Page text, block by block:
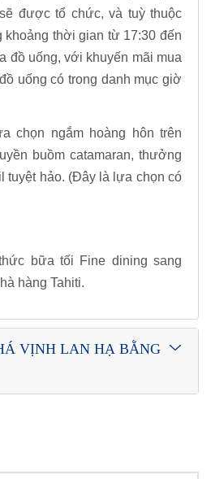
được tổ chức, và tuỳ thuộc
khoảng thời gian từ 17:30 đến
đồ uống, với khuyến mãi mua
uống có trong danh mục giờ
chọn ngắm hoàng hôn trên
buồm catamaran, thưởng
tuyệt hảo. (Đây là lựa chọn có
bữa tối Fine dining sang
hàng Tahiti.
VỊNH LAN HẠ BẰNG